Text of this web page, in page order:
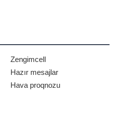
Zengimcell
Hazır mesajlar
Hava proqnozu